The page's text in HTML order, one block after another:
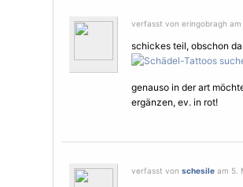
verfasst von eringobragh am
schickes teil, obschon
genauso in der art
ergänzen, ev. in rot!
verfasst von schesile am 5.